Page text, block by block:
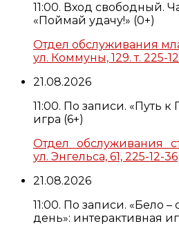
11:00. Вход свободный.
«Поймай удачу!» (0+)
Отдел обслуживания
ул. Коммуны, 129. т. 225-
21.08.2026
11:00. По записи. «Путь к
игра (6+)
Отдел обслуживания
ул. Энгельса, 61, 225-12-36
21.08.2026
11:00. По записи. «Бело
день»: интерактивная